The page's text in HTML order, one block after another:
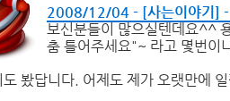
2008/12/04 - [사는이야기] -
보신분들이 많으실텐데요^^
춤 틀어주세요"~ 라고 몇번이
도 봤답니다. 어제도 제가 오랫만에